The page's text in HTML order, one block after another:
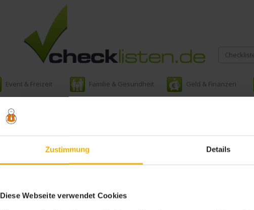
Zustimmung Details
Diese Webseite verwendet Cookies
Event & Freizeit Familie & Gesundheit Geld & Finanzen
Schlagwort: